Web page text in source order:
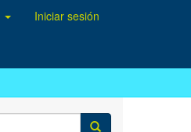
Iniciar sesión